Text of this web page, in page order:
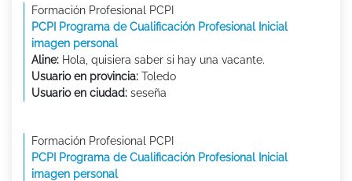
Formación Profesional PCPI
PCPI Programa de Cualificación Profesional Inicial
imagen personal
Aline: Hola, quisiera saber si hay una vacante.
Usuario en provincia: Toledo
Usuario en ciudad: seseña
Formación Profesional PCPI
PCPI Programa de Cualificación Profesional Inicial
imagen personal